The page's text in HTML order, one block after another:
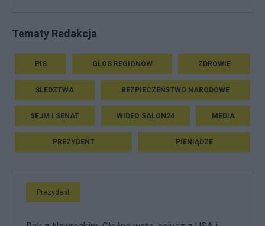
Tematy Redakcja
PIS GŁOS REGIONÓW ZDROWIE
ŚLEDZTWA BEZPIECZEŃSTWO NARODOWE
SEJM I SENAT WIDEO SALON24 MEDIA
PREZYDENT PIENIĄDZE
Prezydent